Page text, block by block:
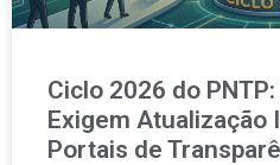
Ciclo 2026 do
Exigem Atualização
Portais de